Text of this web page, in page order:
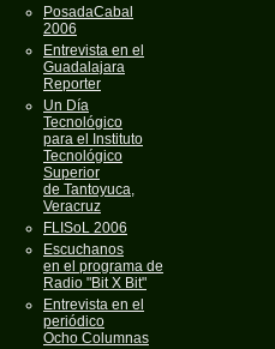
PosadaCabal
2006
Entrevista en el
Guadalajara
Reporter
Un Día
Tecnológico
para el Instituto
Tecnológico
Superior
de Tantoyuca,
Veracruz
FLISoL 2006
Escuchanos
en el programa de
Radio "Bit X Bit"
Entrevista en el
periódico
Ocho Columnas